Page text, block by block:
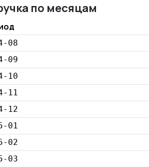
по месяцам
08
09
10
11
12
01
02
03